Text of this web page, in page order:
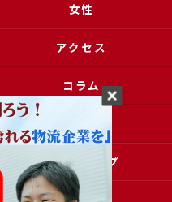
女性
アクセス
コラム
サイトマップ